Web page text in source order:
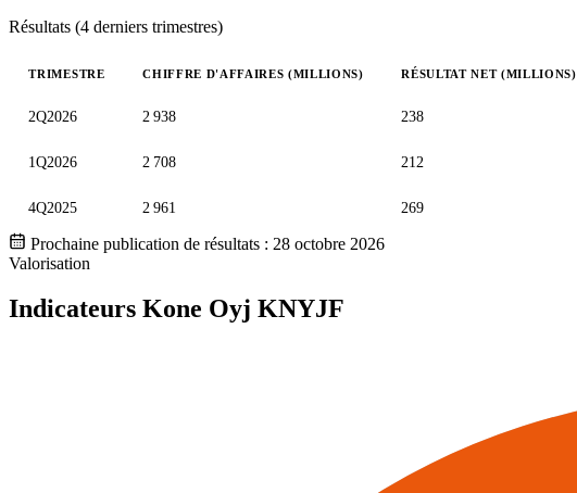
Résultats (4 derniers trimestres)
TRIMESTRE CHIFFRE D'AFFAIRES (MILLIONS) RÉSULTAT NET (MILLIONS)
2Q2026 2 938 238
1Q2026 2 708 212
4Q2025 2 961 269
Prochaine publication de résultats : 28 octobre 2026
Valorisation
Indicateurs Kone Oyj KNYJF